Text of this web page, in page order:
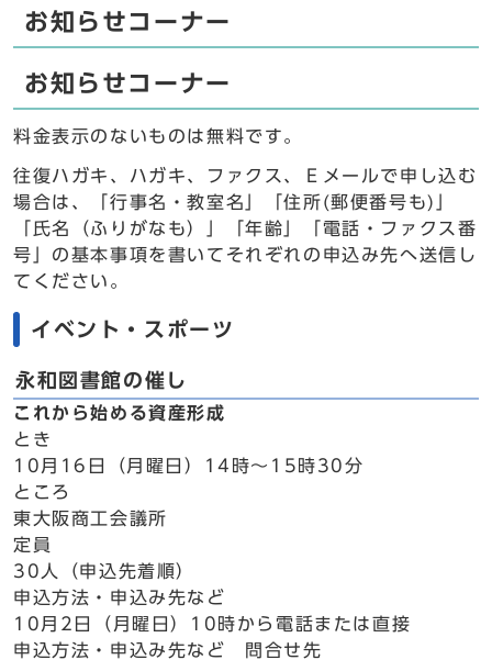
お知らせコーナー
お知らせコーナー
料金表示のないものは無料です。
往復ハガキ、ハガキ、ファクス、Ｅメールで申し込む
場合は、「行事名・教室名」「住所(郵便番号も)」
「氏名（ふりがなも）」「年齢」「電話・ファクス番
号」の基本事項を書いてそれぞれの申込み先へ送信し
てください。
イベント・スポーツ
永和図書館の催し
これから始める資産形成
とき
10月16日（月曜日）14時～15時30分
ところ
東大阪商工会議所
定員
30人（申込先着順）
申込方法・申込み先など
10月2日（月曜日）10時から電話または直接
申込方法・申込み先など 問合せ先